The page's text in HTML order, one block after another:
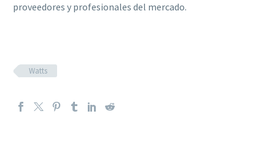
proveedores y profesionales del mercado.
Watts